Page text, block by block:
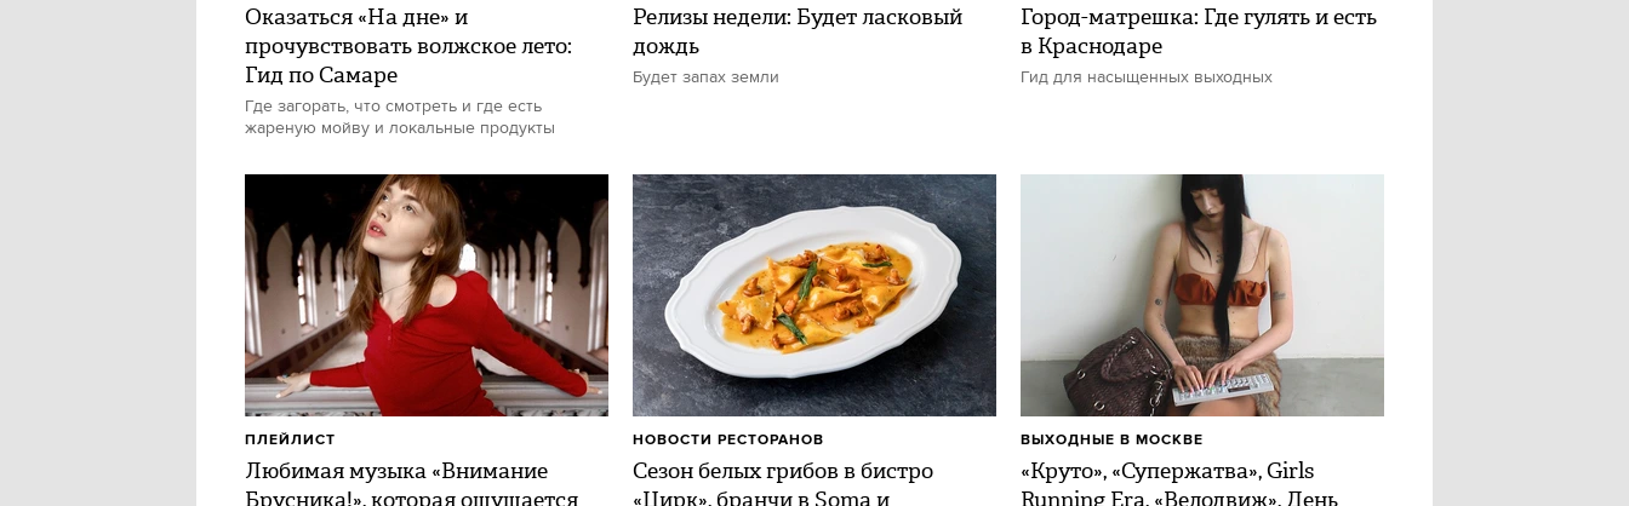
Оказаться «На дне» и
прочувствовать волжское лето:
Гид по Самаре
Где загорать, что смотреть и где есть
жареную мойву и локальные продукты
Релизы недели: Будет ласковый
дождь
Будет запах земли
Город-матрешка: Где гулять и есть
в Краснодаре
Гид для насыщенных выходных
Любимая музыка «Внимание
ПЛЕЙЛИСТ
Сезон белых грибов в бистро
НОВОСТИ РЕСТОРАНОВ
«Круто», «Супержатва», Girls
ВЫХОДНЫЕ В МОСКВЕ